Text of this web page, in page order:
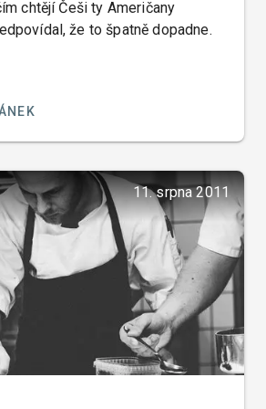
chtějí Češi ty Američany
že to špatně dopadne.
11. srpna 2011